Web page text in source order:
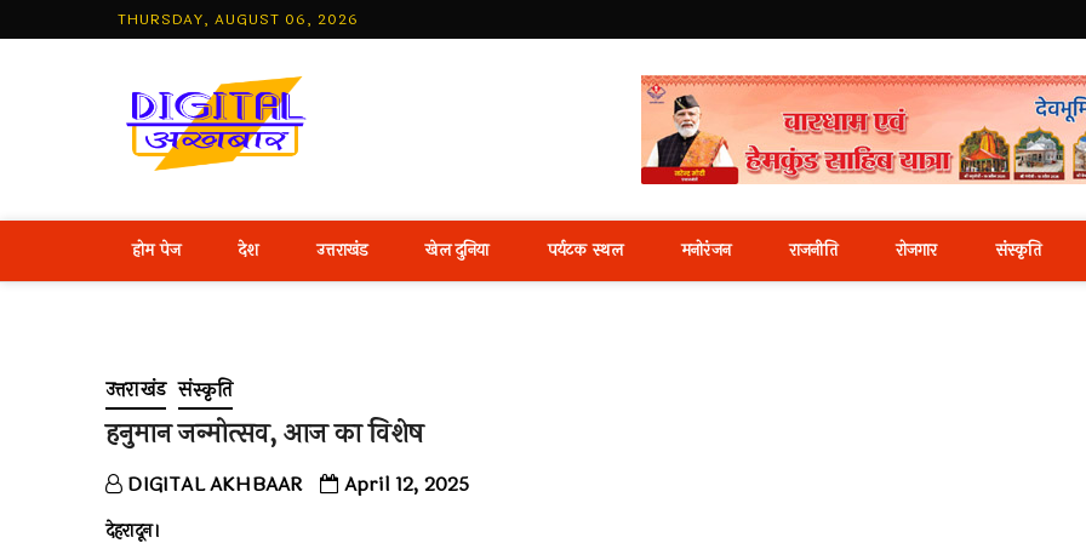
to
THURSDAY, AUGUST 06, 2026
Best Hindi News Portal
होम पेज देश उत्तराखंड खेल दुनिया पर्यटक स्थल मनोरंजन राजनीति रोजगार संस्कृति
उत्तराखंड संस्कृति
हनुमान जन्मोत्सव, आज का विशेष
DIGITAL AKHBAAR April 12, 2025
देहरादून।